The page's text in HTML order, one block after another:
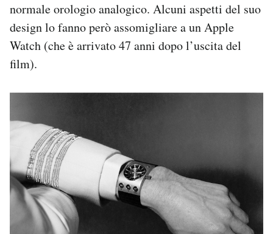
normale orologio analogico. Alcuni aspetti del suo
design lo fanno però assomigliare a un Apple
Watch (che è arrivato 47 anni dopo l’uscita del
film).